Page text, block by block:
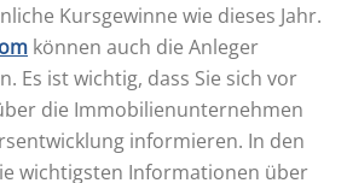
Kursgewinne wie dieses Jahr.
können auch die Anleger
Es ist wichtig, dass Sie sich vor
die Immobilienunternehmen
informieren. In den
wichtigsten Informationen über